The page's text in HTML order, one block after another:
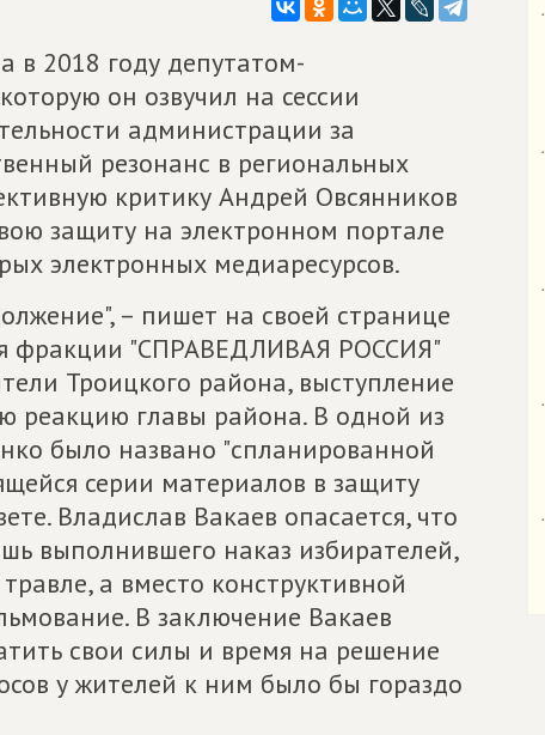
в 2018 году депутатом-
он озвучил на сессии
администрации за
резонанс в региональных
критику Андрей Овсянников
защиту на электронном портале
электронных медиаресурсов.
– пишет на своей странице
фракции "СПРАВЕДЛИВАЯ РОССИЯ"
Троицкого района, выступление
реакцию главы района. В одной из
было названо "спланированной
серии материалов в защиту
Владислав Вакаев опасается, что
выполнившего наказ избирателей,
а вместо конструктивной
В заключение Вакаев
свои силы и время на решение
у жителей к ним было бы гораздо
˙
˙
˙
˙
˙